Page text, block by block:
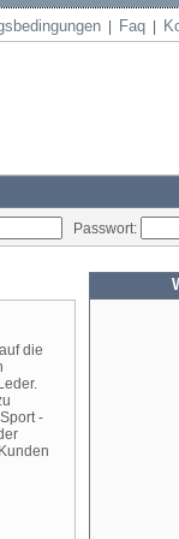
Faq
Passwort:
die
-